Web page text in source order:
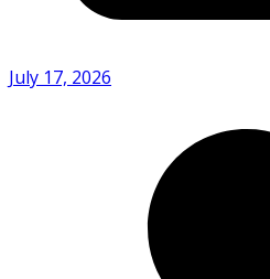
July 17, 2026